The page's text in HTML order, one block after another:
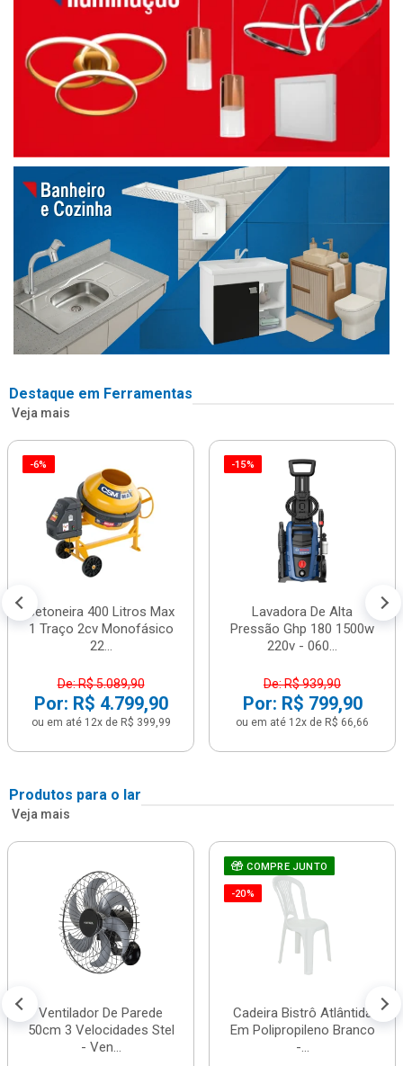
Destaque em Ferramentas
Veja mais
-6%
Betoneira 400 Litros Max
1 Traço 2cv Monofásico
22...
De: R$ 5.089,90
Por: R$ 4.799,90
ou em até 12x de R$ 399,99
-15%
Lavadora De Alta
Pressão Ghp 180 1500w
220v - 060...
De: R$ 939,90
Por: R$ 799,90
ou em até 12x de R$ 66,66
Produtos para o lar
Veja mais
Ventilador De Parede
50cm 3 Velocidades Stel
- Ven...
COMPRE JUNTO
-20%
Cadeira Bistrô Atlântida
Em Polipropileno Branco
-...